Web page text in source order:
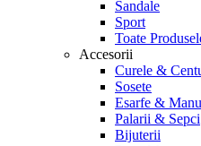
Sandale
Sport
Toate
Accesorii
Curele &
Sosete
Esarfe &
Palarii & Sepci
Bijuterii